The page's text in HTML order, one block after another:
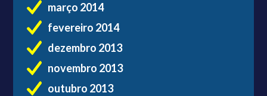
março 2014
fevereiro 2014
dezembro 2013
novembro 2013
outubro 2013